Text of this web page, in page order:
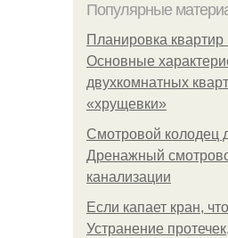
Популярные
Планировка квартир
Основные
двухкомнатных
«хрущевки»
Смотровой колодец
Дренажный
канализации
Если капает кран,
Устранение